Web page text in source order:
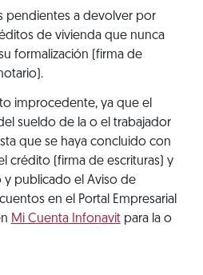
pendientes a devolver por
de vivienda que nunca
formalización (firma de
improcedente, ya que el
sueldo de la o el trabajador
que se haya concluido con
crédito (firma de escrituras) y
y publicado el Aviso de
en el Portal Empresarial
Mi Cuenta Infonavitpara la o